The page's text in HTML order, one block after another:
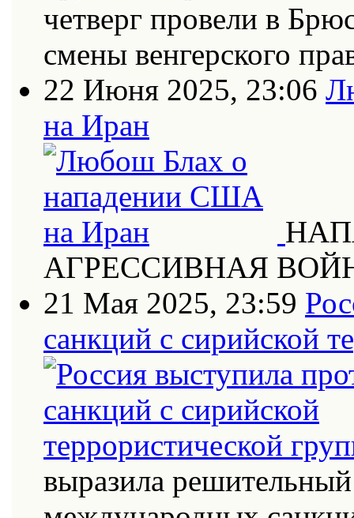
четверг провели в
смены венгерского
22 Июня 2025, 23:06
на Иран
АГРЕССИВНАЯ
21 Мая 2025, 23:59
санкций с сирийской
выразила